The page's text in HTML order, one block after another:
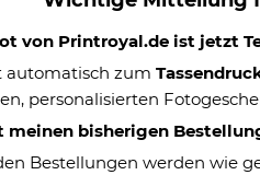
- I am sexy and i know it - in 2
von Printroyal.de ist jetzt
automatisch zum
personalisierten
meinen bisherigen
Bestellungen werden wie